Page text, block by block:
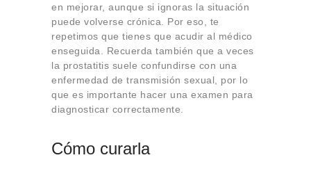
en mejorar, aunque si ignoras la situación
puede volverse crónica. Por eso, te
repetimos que tienes que acudir al médico
enseguida. Recuerda también que a veces
la prostatitis suele confundirse con una
enfermedad de transmisión sexual, por lo
que es importante hacer una examen para
diagnosticar correctamente.
Cómo curarla